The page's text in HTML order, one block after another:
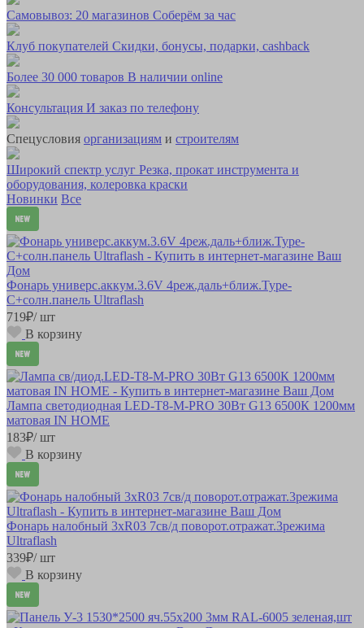
Самовывоз: 20 магазинов Соберём за час
Клуб покупателей Скидки, бонусы, подарки, cashback
Более 30 000 товаров В наличии online
Консультация И заказ по телефону
Спецусловия организациям и строителям
Широкий спектр услуг Резка, прокат инструмента и
оборудования, колеровка краски
Новинки Все
Фонарь универс.аккум.3.6V 4реж.даль+ближ.Type-
C+солн.панель Ultraflash
719₽/ шт
В корзину
Лампа светодиодная LED-T8-М-PRO 30Вт G13 6500К 1200мм
матовая IN HOME
183₽/ шт
В корзину
Фонарь налобный 3xR03 7св/д поворот.отражат.3режима
Ultraflash
339₽/ шт
В корзину